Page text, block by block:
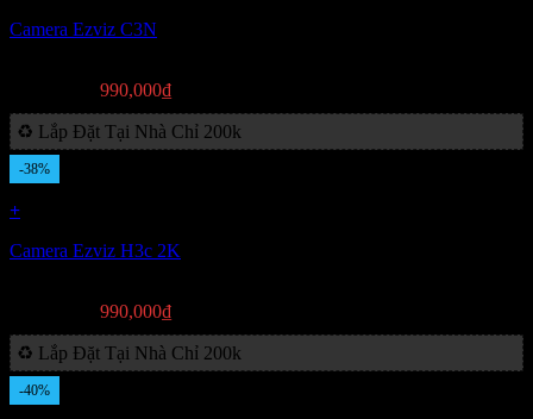
Camera Ezviz C3N
Giá
gốc
là:
1,790,000₫.
990,000₫Giá
hiện
tại
là:
♻️ Lắp Đặt Tại Nhà Chỉ 200k
-38%
+
Camera Ezviz H3c 2K
Giá
gốc
là:
1,590,000₫.
990,000₫Giá
hiện
tại
là:
♻️ Lắp Đặt Tại Nhà Chỉ 200k
-40%